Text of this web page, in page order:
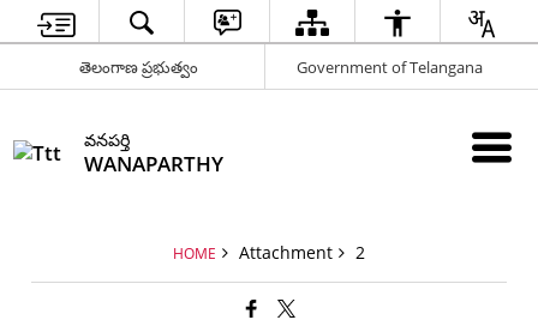
తెలంగాణ ప్రభుత్వం Government of Telangana
వనపర్తి
WANAPARTHY
HOME Attachment 2